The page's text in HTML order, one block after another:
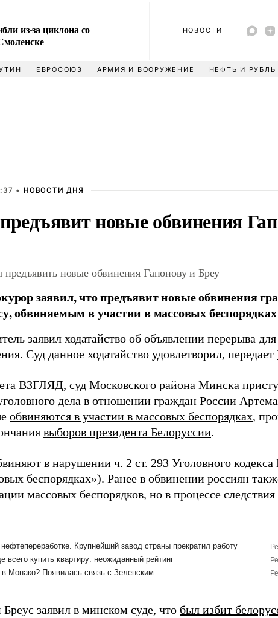
из-за циклона со
НОВОСТИ
ЕВРОСОЮЗ АРМИЯ И ВООРУЖЕНИЕ НЕФТЬ И РУБЛЬ
• НОВОСТИ ДНЯ
новые обвинения
новые обвинения Гапонову и Бреу
заявил, что предъявит новые обвинения
обвиняемым в участии в массовых
заявил ходатайство об объявлении перерыва
Суд данное ходатайство удовлетворил, передает
ВЗГЛЯД, суд Московского района Минска
дела в отношении граждан России
обвиняются в участии в массовых беспорядках,
выборов президента Белоруссии.
в нарушении ч. 2 ст. 293 Уголовного кодекса
беспорядках»). Ранее в обвинении россиян
массовых беспорядков, но в процессе
заявил в минском суде, что был избит